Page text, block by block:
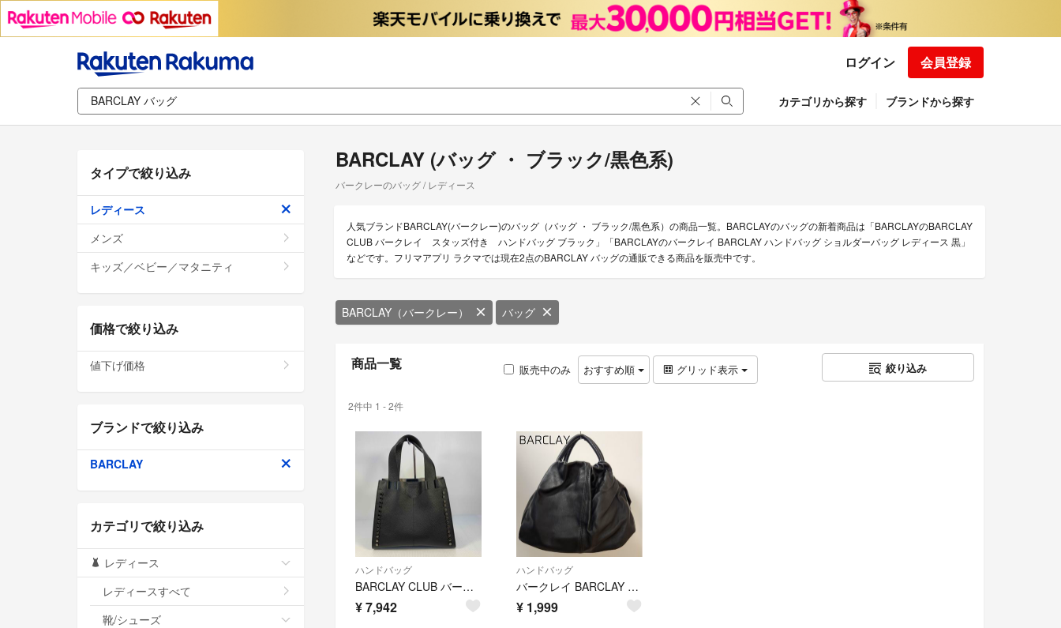
ログイン 会員登録
カテゴリから探す ブランドから探す
BARCLAY (バッグ ・ ブラック/黒色系)
バークレーのバッグ / レディース
人気ブランドBARCLAY(バークレー)のバッグ（バッグ ・ ブラック/黒色系）の商品一覧。BARCLAYのバッグの新着商品は「BARCLAYのBARCLAY
CLUB バークレイ スタッズ付き ハンドバッグ ブラック」「BARCLAYのバークレイ BARCLAY ハンドバッグ ショルダーバッグ レディース 黒」
などです。フリマアプリ ラクマでは現在2点のBARCLAY バッグの通販できる商品を販売中です。
BARCLAY（バークレー） バッグ
商品一覧 販売中のみ おすすめ順 グリッド表示 絞り込み
2件中 1 - 2件
ハンドバッグ
BARCLAY CLUB バークレイ スタッズ付き ハンドバッグ ブラック
¥7,942
ハンドバッグ
バークレイ BARCLAY ハンドバッグ ショルダーバッグ レディース 黒
¥ 1,999
タイプで絞り込み
レディース
メンズ
キッズ／ベビー／マタニティ
価格で絞り込み
値下げ価格
ブランドで絞り込み
BARCLAY
カテゴリで絞り込み
レディース
レディースすべて
靴/シューズ